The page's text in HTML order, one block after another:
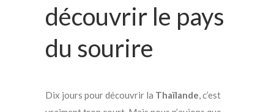
découvrir le pays
du sourire
Dix jours pour découvrir la Thaïlande, c’est